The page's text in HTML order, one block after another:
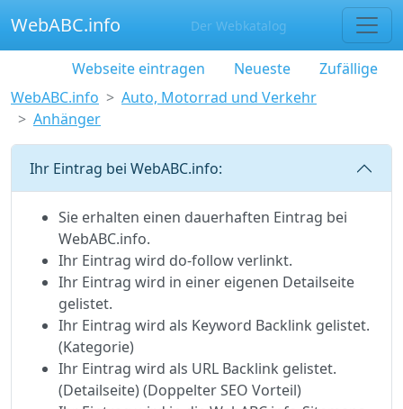
WebABC.info Der Webkatalog
Webseite eintragen Neueste
Zufällige
WebABC.info
Auto, Motorrad und Verkehr
Anhänger
Ihr Eintrag bei WebABC.info:
Sie erhalten einen dauerhaften Eintrag bei
WebABC.info.
Ihr Eintrag wird do-follow verlinkt.
Ihr Eintrag wird in einer eigenen Detailseite
gelistet.
Ihr Eintrag wird als Keyword Backlink gelistet.
(Kategorie)
Ihr Eintrag wird als URL Backlink gelistet.
(Detailseite) (Doppelter SEO Vorteil)